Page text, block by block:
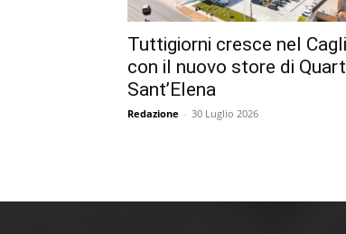
Tuttigiorni cresce nel
con il nuovo store di
Sant’Elena
Redazione - 30 Luglio 2026